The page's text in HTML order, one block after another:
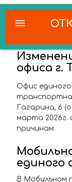
menu
офиса г.
Офис
Гагарина, 6
марта 2026г.
причинам
единого
В Мобильном